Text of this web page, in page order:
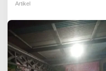
Artikel